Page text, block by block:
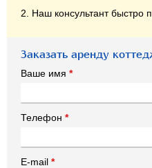
2. Наш консультант быстро
Заказать аренду
Ваше имя *
Телефон *
E-mail *